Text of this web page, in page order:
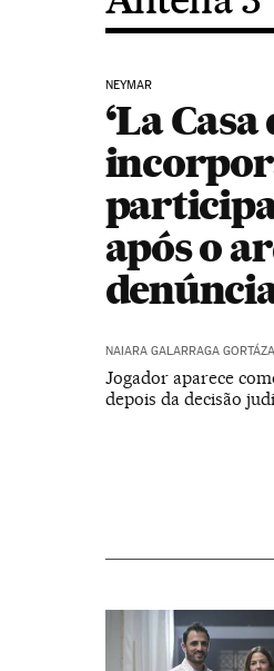
NEYMAR
‘La Casa
após o
NAIARA GALARRAGA
Jogador aparece
depois da decisão